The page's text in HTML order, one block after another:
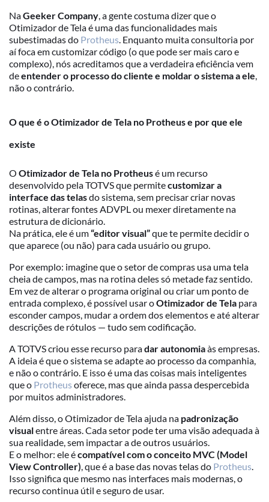
NaGeeker Company, a gente costuma dizer que o
Otimizador de Tela é uma das funcionalidades mais
subestimadas do Protheus. Enquanto muita consultoria por
aí foca em customizar código (o que pode ser mais caro e
complexo), nós acreditamos que a verdadeira eficiência vem
deentender o processo do cliente e moldar o sistema a ele,
não o contrário.
O que é o Otimizador de Tela no Protheus e por que ele
existe
O Otimizador de Tela no Protheusé um recurso
desenvolvido pela TOTVS que permitecustomizar a
interface das telasdo sistema, sem precisar criar novas
rotinas, alterar fontes ADVPL ou mexer diretamente na
estrutura de dicionário.
Na prática, ele é um“editor visual”que te permite decidir o
que aparece (ou não) para cada usuário ou grupo.
Por exemplo: imagine que o setor de compras usa uma tela
cheia de campos, mas na rotina deles só metade faz sentido.
Em vez de alterar o programa original ou criar um ponto de
entrada complexo, é possível usar oOtimizador de Tela para
esconder campos, mudar a ordem dos elementos e até alterar
descrições de rótulos — tudo sem codificação.
A TOTVS criou esse recurso paradar autonomiaàs empresas.
A ideia é que o sistema se adapte ao processo da companhia,
e não o contrário. E isso é uma das coisas mais inteligentes
que o Protheusoferece, mas que ainda passa despercebida
por muitos administradores.
Além disso, o Otimizador de Tela ajuda na padronização
visualentre áreas. Cada setor pode ter uma visão adequada à
sua realidade, sem impactar a de outros usuários.
E o melhor: ele écompatível com o conceito MVC (Model
View Controller), que é a base das novas telas do Protheus.
Isso significa que mesmo nas interfaces mais modernas, o
recurso continua útil e seguro de usar.